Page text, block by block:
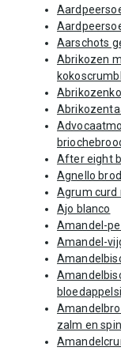
Aarschots
Abrikozen
Advocaatmousse
After eight
Agnello
Agrum curd
Ajo blanco
Amandel-
Amandel-
zalm en